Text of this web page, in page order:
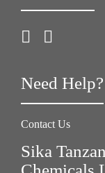
Need Help?
Contact Us
Sika